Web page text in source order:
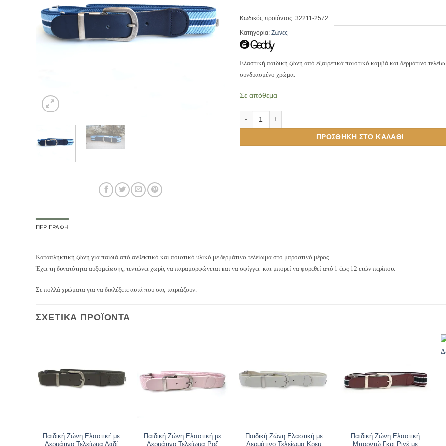
Κωδικός προϊόντος: 32211-2572
Κατηγορία: Ζώνες
Ελαστική παιδική ζώνη από εξαιρετικά ποιοτικό καμβά και δερμάτινο
συνδυασμένο χρώμα.
Σε απόθεμα
ΠΡΟΣΘΉΚΗ ΣΤΟ ΚΑΛΆΘΙ
ΠΕΡΙΓΡΑΦΉ
Καταπληκτική ζώνη για παιδιά από ανθεκτικό και ποιοτικό υλικό με δερμάτινο τελείωμα στο μπροστινό μέρος.
Έχει τη δυνατότητα αυξομείωσης, τεντώνει χωρίς να παραμορφώνεται και να σφίγγει και μπορεί να φορεθεί από 1 έως 12 ετών περίπου.
Σε πολλά χρώματα για να διαλέξετε αυτά που σας ταιριάζουν.
ΣΧΕΤΙΚΆ ΠΡΟΪΌΝΤΑ
Παιδική Ζώνη Ελαστική με
Δερμάτινο Τελείωμα Λαδί
Παιδική Ζώνη Ελαστική με
Δερμάτινο Τελείωμα Ροζ
Παιδική Ζώνη Ελαστική με
Δερμάτινο Τελείωμα Κρεμ
Παιδική Ζώνη Ελαστική
Μπορντώ Γκρι Ριγέ με